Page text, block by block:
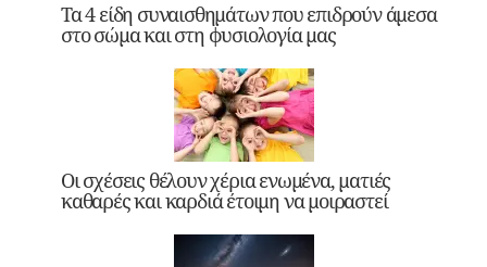
Τα 4 είδη συναισθημάτων που επιδρούν άμεσα
στο σώμα και στη φυσιολογία μας
Οι σχέσεις θέλουν χέρια ενωμένα, ματιές
καθαρές και καρδιά έτοιμη να μοιραστεί